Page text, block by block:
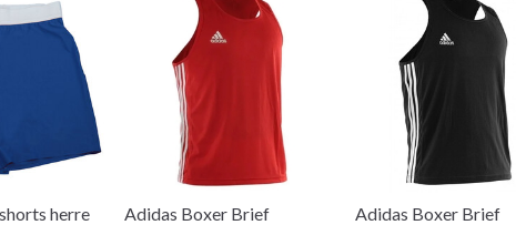
herre
Adidas Boxer Brief
Adidas Boxer Brief